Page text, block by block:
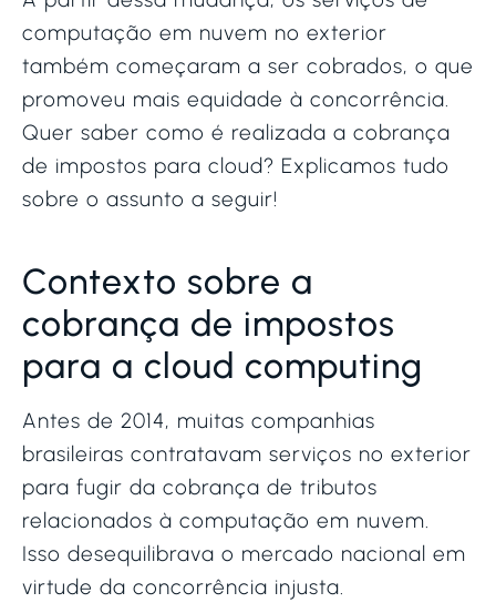
computação em nuvem no exterior
também começaram a ser cobrados, o que
promoveu mais equidade à concorrência.
Quer saber como é realizada a cobrança
de impostos para cloud? Explicamos tudo
sobre o assunto a seguir!
Contexto sobre a
cobrança de impostos
para a cloud computing
Antes de 2014, muitas companhias
brasileiras contratavam serviços no exterior
para fugir da cobrança de tributos
relacionados à computação em nuvem.
Isso desequilibrava o mercado nacional em
virtude da concorrência injusta.